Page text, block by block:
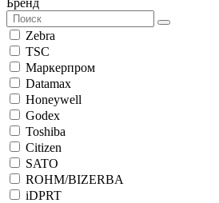
Бренд
Zebra
TSC
Маркерпром
Datamax
Honeywell
Godex
Toshiba
Citizen
SATO
ROHM/BIZERBA
iDPRT